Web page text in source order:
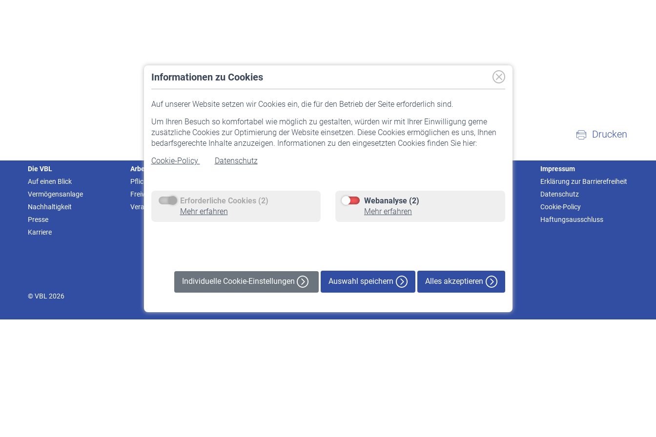
Informationen zu Cookies
Auf unserer Website setzen wir Cookies ein, die für den Betrieb der Seite erforderlich sind.
Um Ihren Besuch so komfortabel wie möglich zu gestalten, würden wir mit Ihrer Einwilligung gerne
zusätzliche Cookies zur Optimierung der Website einsetzen. Diese Cookies ermöglichen es uns, Ihnen
bedarfsgerechte Inhalte anzuzeigen. Informationen zu den eingesetzten Cookies finden Sie hier:
Cookie-Policy
Datenschutz
Erforderliche Cookies (2)
Mehr erfahren
Webanalyse (2)
Mehr erfahren
Individuelle Cookie-Einstellungen Auswahl speichern Alles akzeptieren
Drucken
Die VBL
Auf einen Blick
Vermögensanlage
Nachhaltigkeit
Presse
Karriere
Arbeitgeber
Pflichtversicherung
Freiwillige Versicherung
Veranstaltungen
Staatliche Förderung
Rente beantragen
Rentenauszahlung
Impressum
Erklärung zur Barrierefreiheit
Datenschutz
Cookie-Policy
Haftungsausschluss
© VBL 2026